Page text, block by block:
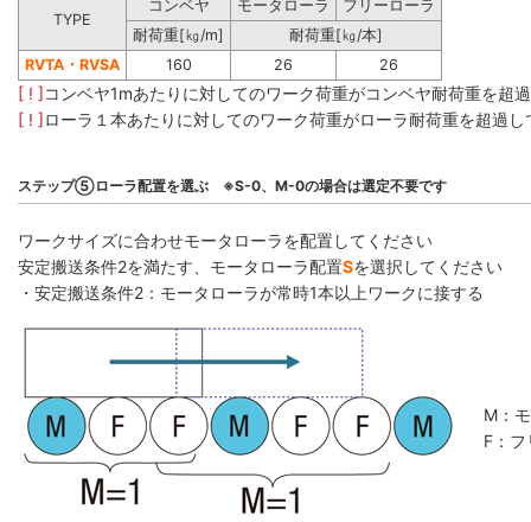
TYPE
コンベヤ モータローラ
フリーローラ
耐荷重[㎏/m]
耐荷重[㎏/本]
RVTA・RVSA
160 26 26
[ ! ]コンベヤ1mあたりに対してのワーク荷重がコンベヤ耐荷重を超
[ ! ]ローラ１本あたりに対してのワーク荷重がローラ耐荷重を超過
ステップ⑤ローラ配置を選ぶ ※S-0、M-0の場合は選定不要です
ワークサイズに合わせモータローラを配置してください
安定搬送条件2を満たす、モータローラ配置Sを選択してください
・安定搬送条件2：モータローラが常時1本以上ワークに接する
M：
F：